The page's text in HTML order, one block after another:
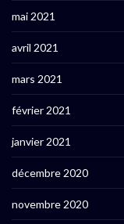
mai 2021
avril 2021
mars 2021
février 2021
janvier 2021
décembre 2020
novembre 2020